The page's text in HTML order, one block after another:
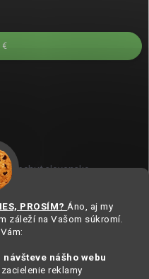
PROSÍM? Áno, aj my
záleží na Vašom súkromí.
nášho webu
reklamy
€